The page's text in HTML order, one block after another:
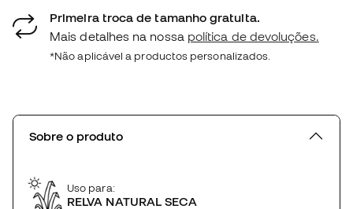
Primeira troca de tamanho gratuita.
Mais detalhes na nossa política de devoluções.
*Não aplicável a productos personalizados.
Sobre o produto
Uso para:
RELVA NATURAL SECA